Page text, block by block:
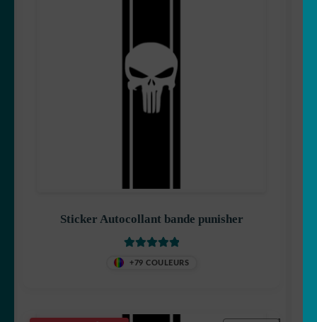
Sticker Autocollant bande punisher
+79 COULEURS